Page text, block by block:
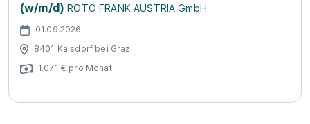
(w/m/d) ROTO FRANK AUSTRIA GmbH
01.09.2026
8401 Kalsdorf bei Graz
1.071 € pro Monat